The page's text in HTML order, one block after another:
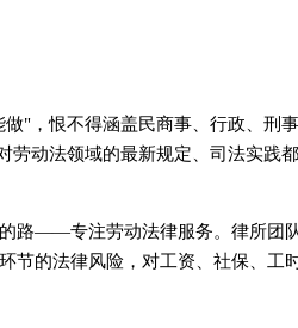
做"，恨不得涵盖民商事、行政、刑
动法领域的最新规定、司法实践都
路——专注劳动法律服务。律所团
节的法律风险，对工资、社保、工